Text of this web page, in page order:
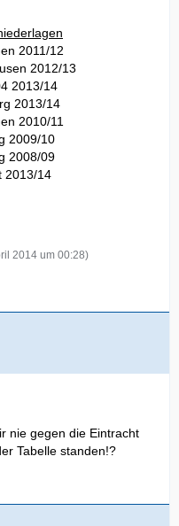
2011/12
2012/13
2013/14
2013/14
2010/11
2009/10
2008/09
2013/14
2014 um 00:28)
nie gegen die Eintracht
Tabelle standen!?